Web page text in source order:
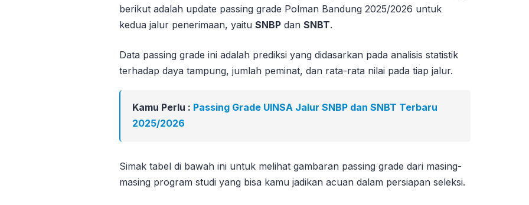
berikut adalah update passing grade Polman Bandung 2025/2026 untuk
kedua jalur penerimaan, yaitu SNBP dan SNBT.
Data passing grade ini adalah prediksi yang didasarkan pada analisis statistik
terhadap daya tampung, jumlah peminat, dan rata-rata nilai pada tiap jalur.
Kamu Perlu : Passing Grade UINSA Jalur SNBP dan SNBT Terbaru
2025/2026
Simak tabel di bawah ini untuk melihat gambaran passing grade dari masing-
masing program studi yang bisa kamu jadikan acuan dalam persiapan seleksi.